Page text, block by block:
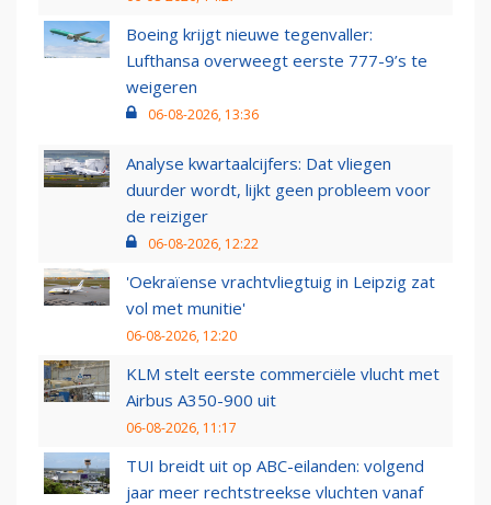
Boeing krijgt nieuwe tegenvaller:
Lufthansa overweegt eerste 777-9’s te
weigeren
06-08-2026, 13:36
Analyse kwartaalcijfers: Dat vliegen
duurder wordt, lijkt geen probleem voor
de reiziger
06-08-2026, 12:22
'Oekraïense vrachtvliegtuig in Leipzig zat
vol met munitie'
06-08-2026, 12:20
KLM stelt eerste commerciële vlucht met
Airbus A350-900 uit
06-08-2026, 11:17
TUI breidt uit op ABC-eilanden: volgend
jaar meer rechtstreekse vluchten vanaf